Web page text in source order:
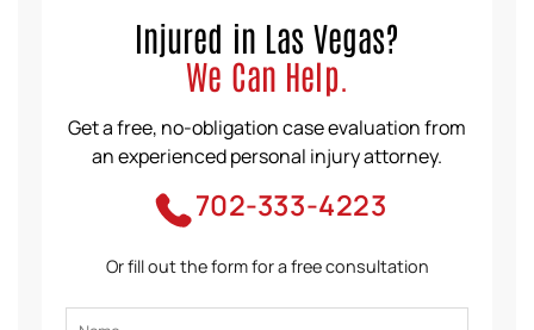
Injured in Las Vegas?
We Can Help.
Get a free, no-obligation case evaluation from
an experienced personal injury attorney.
702-333-4223
Or fill out the form for a free consultation